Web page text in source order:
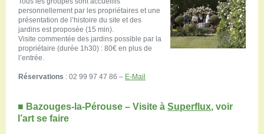
personnellement par les propriétaires et une
présentation de l’histoire du site et des
jardins est proposée (15 min).
Visite commentée des jardins possible par la
propriétaire (durée 1h30) : 80€ en plus de
l’entrée.
Réservations : 02 99 97 47 86 – E-Mail
■ Bazouges-la-Pérouse – Visite à Superflux, voir
l’art se faire